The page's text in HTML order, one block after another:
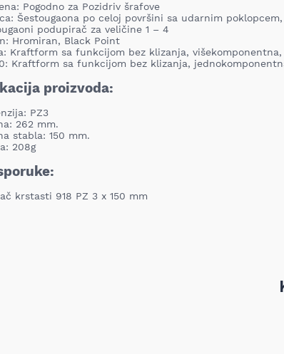
Pogodno za Pozidriv šrafove
Šestougaona po celoj površini sa udarnim poklopcem,
podupirač za veličine 1 – 4
Hromiran, Black Point
Kraftform sa funkcijom bez klizanja,
Kraftform sa funkcijom bez klizanja,
proizvoda:
PZ3
262 mm.
stabla: 150 mm.
208g
krstasti 918 PZ 3 x 150 mm